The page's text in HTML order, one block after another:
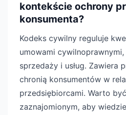
kontekście ochrony
konsumenta?
Kodeks cywilny reguluje
umowami
sprzedaży i usług. Zawiera
chronią konsumentów w
przedsiębiorcami. Warto
zaznajomionym, aby